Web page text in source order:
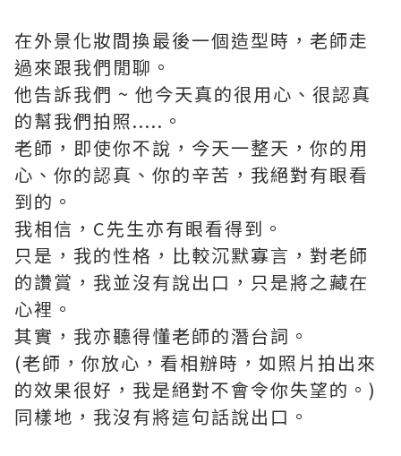
在外景化妝間換最後一個造型時，老師走
過來跟我們閒聊。
他告訴我們 ~ 他今天真的很用心、很認真
的幫我們拍照.....。
老師，即使你不說，今天一整天，你的用
心、你的認真、你的辛苦，我絕對有眼看
到的。
我相信，C先生亦有眼看得到。
只是，我的性格，比較沉默寡言，對老師
的讚賞，我並沒有說出口，只是將之藏在
心裡。
其實，我亦聽得懂老師的潛台詞。
(老師，你放心，看相辦時，如照片拍出來
的效果很好，我是絕對不會令你失望的。)
同樣地，我沒有將這句話說出口。